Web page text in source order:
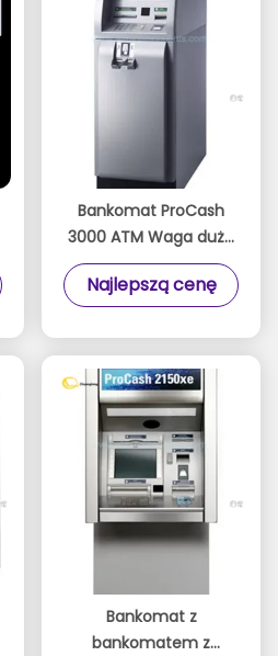
Bankomat ProCash
3000 ATM Waga duża
Duży rozmiar
1750063890 P / N
Najlepszą cenę
Bankomat z
bankomatem z